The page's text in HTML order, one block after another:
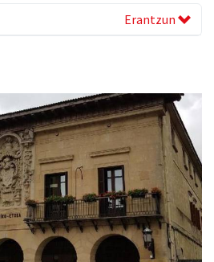
Erantzun